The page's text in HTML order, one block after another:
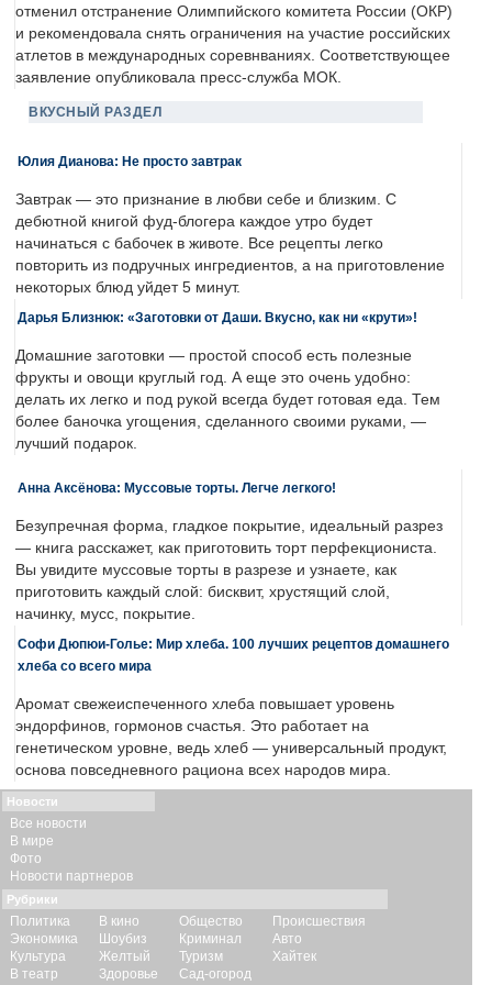
отменил отстранение Олимпийского комитета России (ОКР)
и рекомендовала снять ограничения на участие российских
атлетов в международных соревнваниях. Соответствующее
заявление опубликовала пресс-служба МОК.
ВКУСНЫЙ РАЗДЕЛ
Юлия Дианова: Не просто завтрак
Завтрак — это признание в любви себе и близким. С
дебютной книгой фуд-блогера каждое утро будет
начинаться с бабочек в животе. Все рецепты легко
повторить из подручных ингредиентов, а на приготовление
некоторых блюд уйдет 5 минут.
Дарья Близнюк: «Заготовки от Даши. Вкусно, как ни «крути»!
Домашние заготовки — простой способ есть полезные
фрукты и овощи круглый год. А еще это очень удобно:
делать их легко и под рукой всегда будет готовая еда. Тем
более баночка угощения, сделанного своими руками, —
лучший подарок.
Анна Аксёнова: Муссовые торты. Легче легкого!
Безупречная форма, гладкое покрытие, идеальный разрез
— книга расскажет, как приготовить торт перфекциониста.
Вы увидите муссовые торты в разрезе и узнаете, как
приготовить каждый слой: бисквит, хрустящий слой,
начинку, мусс, покрытие.
Софи Дюпюи-Голье: Мир хлеба. 100 лучших рецептов домашнего
хлеба со всего мира
Аромат свежеиспеченного хлеба повышает уровень
эндорфинов, гормонов счастья. Это работает на
генетическом уровне, ведь хлеб — универсальный продукт,
основа повседневного рациона всех народов мира.
Новости
Все новости
В мире
Фото
Новости партнеров
Рубрики
Политика
Экономика
Культура
В театр
В кино
Шоубиз
Желтый
Здоровье
Общество
Криминал
Туризм
Сад-огород
Происшествия
Авто
Хайтек